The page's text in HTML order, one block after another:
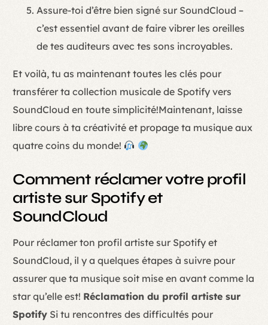
Assure-toi d’être bien signé sur SoundCloud –
c’est essentiel avant de faire vibrer les oreilles
de tes auditeurs avec tes sons incroyables.
Et voilà, tu as maintenant toutes les clés pour
transférer ta collection musicale de Spotify vers
SoundCloud en toute simplicité!Maintenant, laisse
libre cours à ta créativité et propage ta musique aux
quatre coins du monde!
Comment réclamer votre profil
artiste sur Spotify et
SoundCloud
Pour réclamer ton profil artiste sur Spotify et
SoundCloud, il y a quelques étapes à suivre pour
assurer que ta musique soit mise en avant comme la
star qu’elle est! Réclamation du profil artiste sur
Spotify Si tu rencontres des difficultés pour